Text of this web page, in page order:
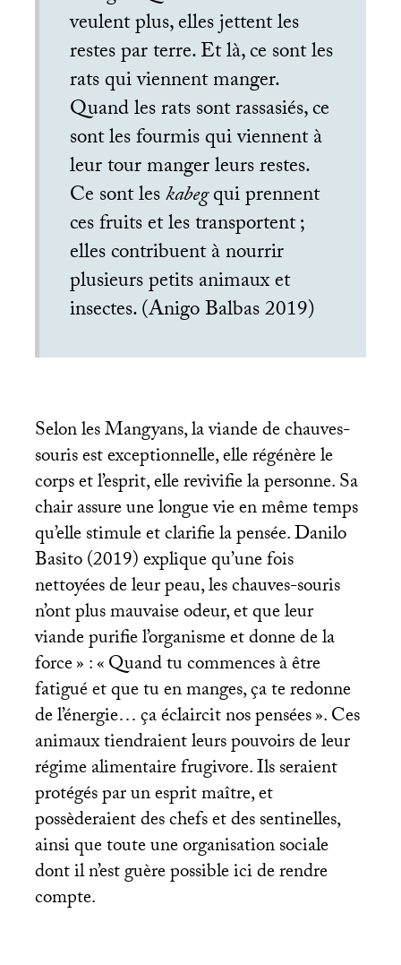
veulent plus, elles jettent les
restes par terre. Et là, ce sont les
rats qui viennent manger.
Quand les rats sont rassasiés, ce
sont les fourmis qui viennent à
leur tour manger leurs restes.
Ce sont leskabegqui prennent
ces fruits et les transportent;
elles contribuent à nourrir
plusieurs petits animaux et
insectes. (Anigo Balbas 2019)
Selon les Mangyans, la viande de chauves-
souris est exceptionnelle, elle régénère le
corps et l’esprit, elle revivifie la personne. Sa
chair assure une longue vie en même temps
qu’elle stimule et clarifie la pensée. Danilo
Basito (2019) explique qu’une fois
nettoyées de leur peau, les chauves-souris
n’ont plus mauvaise odeur, et que leur
viande purifie l’organisme et donne de la
force» : «Quand tu commences à être
fatigué et que tu en manges, ça te redonne
de l’énergie… ça éclaircit nos pensées». Ces
animaux tiendraient leurs pouvoirs de leur
régime alimentaire frugivore. Ils seraient
protégés par un esprit maître, et
possèderaient des chefs et des sentinelles,
ainsi que toute une organisation sociale
dont il n’est guère possible ici de rendre
compte.